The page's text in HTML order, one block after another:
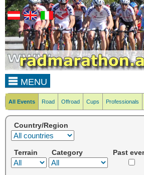
MENU
All Events Road Offroad Cups Professionals
Country/Region
Terrain Category Past